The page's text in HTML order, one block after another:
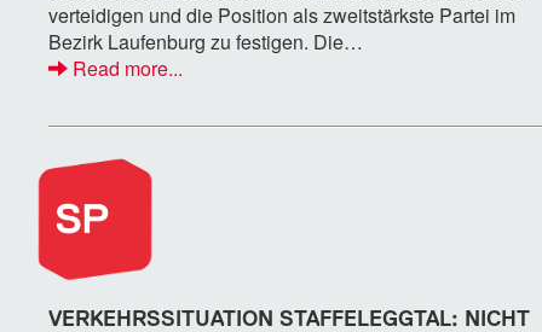
verteidigen und die Position als zweitstärkste Partei im
Bezirk Laufenburg zu festigen. Die…
Read more...
VERKEHRSSITUATION STAFFELEGGTAL: NICHT